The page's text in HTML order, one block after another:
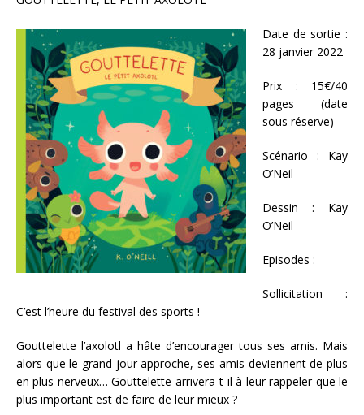
Date de sortie :
28 janvier 2022
Prix : 15€/40
pages (date
sous réserve)
Scénario : Kay
O’Neil
Dessin : Kay
O’Neil
Episodes :
Sollicitation :
C’est l’heure du festival des sports !
Gouttelette l’axolotl a hâte d’encourager tous ses amis. Mais
alors que le grand jour approche, ses amis deviennent de plus
en plus nerveux… Gouttelette arrivera-t-il à leur rappeler que le
plus important est de faire de leur mieux ?